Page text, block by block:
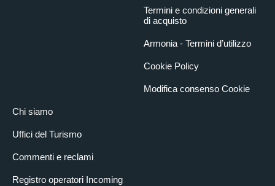
Chi siamo
Uffici del Turismo
Commenti e reclami
Registro operatori Incoming
Termini e condizioni generali
di acquisto
Armonia - Termini d’utilizzo
Cookie Policy
Modifica consenso Cookie